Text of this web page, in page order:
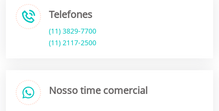
Telefones
(11) 3829-7700
(11) 2117-2500
Nosso time comercial